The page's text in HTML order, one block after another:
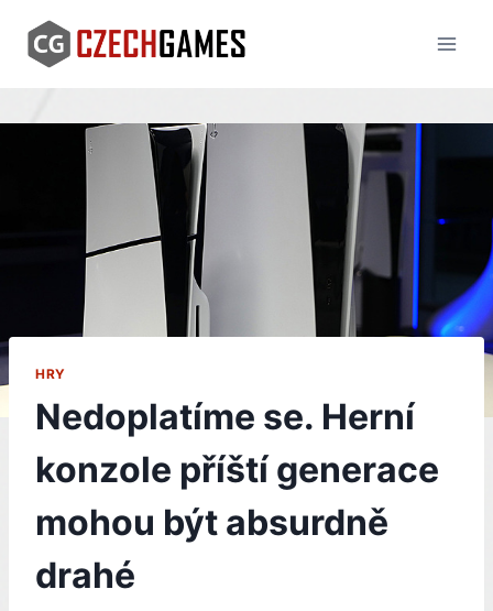
content
HRY
Nedoplatíme se. Herní
konzole příští generace
mohou být absurdně
drahé